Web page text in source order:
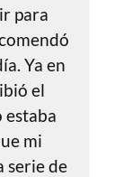
para
Ya en
el
mi
serie de